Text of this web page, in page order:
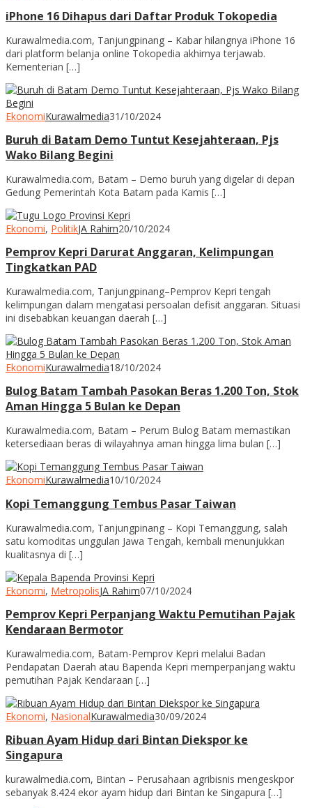
iPhone 16 Dihapus dari Daftar Produk Tokopedia
Kurawalmedia.com, Tanjungpinang – Kabar hilangnya iPhone 16
dari platform belanja online Tokopedia akhirnya terjawab.
Kementerian […]
EkonomiKurawalmedia31/10/2024
Buruh di Batam Demo Tuntut Kesejahteraan, Pjs
Wako Bilang Begini
Kurawalmedia.com, Batam – Demo buruh yang digelar di depan
Gedung Pemerintah Kota Batam pada Kamis […]
Ekonomi, PolitikJA Rahim20/10/2024
Pemprov Kepri Darurat Anggaran, Kelimpungan
Tingkatkan PAD
Kurawalmedia.com, Tanjungpinang–Pemprov Kepri tengah
kelimpungan dalam mengatasi persoalan defisit anggaran. Situasi
ini disebabkan keuangan daerah […]
EkonomiKurawalmedia18/10/2024
Bulog Batam Tambah Pasokan Beras 1.200 Ton, Stok
Aman Hingga 5 Bulan ke Depan
Kurawalmedia.com, Batam – Perum Bulog Batam memastikan
ketersediaan beras di wilayahnya aman hingga lima bulan […]
EkonomiKurawalmedia10/10/2024
Kopi Temanggung Tembus Pasar Taiwan
Kurawalmedia.com, Tanjungpinang – Kopi Temanggung, salah
satu komoditas unggulan Jawa Tengah, kembali menunjukkan
kualitasnya di […]
Ekonomi, MetropolisJA Rahim07/10/2024
Pemprov Kepri Perpanjang Waktu Pemutihan Pajak
Kendaraan Bermotor
Kurawalmedia.com, Batam-Pemprov Kepri melalui Badan
Pendapatan Daerah atau Bapenda Kepri memperpanjang waktu
pemutihan Pajak Kendaraan […]
Ekonomi, NasionalKurawalmedia30/09/2024
Ribuan Ayam Hidup dari Bintan Diekspor ke
Singapura
kurawalmedia.com, Bintan – Perusahaan agribisnis mengeskpor
sebanyak 8.424 ekor ayam hidup dari Bintan ke Singapura […]